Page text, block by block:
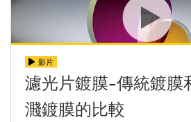
影片
濾光片鍍膜-傳統鍍膜
濺鍍膜的比較